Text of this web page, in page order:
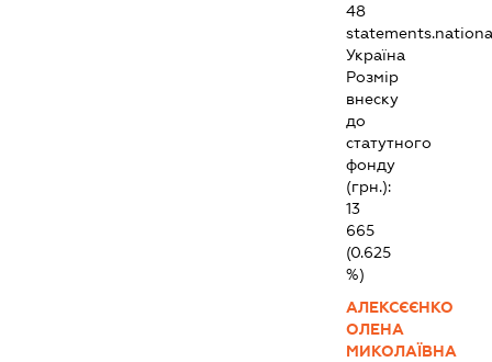
48
Україна
Розмір
внеску
до
статутного
фонду
(грн.):
13
665
(0.625
%)
АЛЕКСЄЄНКО
ОЛЕНА
МИКОЛАЇВНА